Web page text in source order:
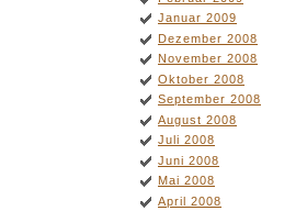
Januar 2009
Dezember 2008
November 2008
Oktober 2008
September 2008
August 2008
Juli 2008
Juni 2008
Mai 2008
April 2008